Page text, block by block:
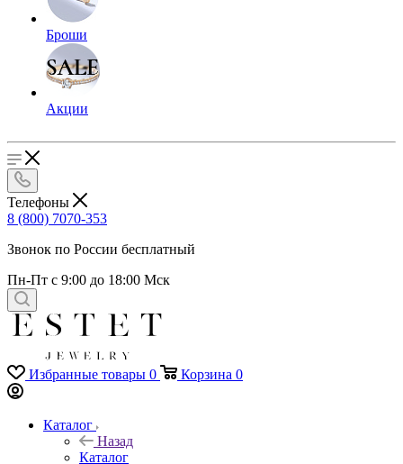
Броши
Акции
Телефоны
8 (800) 7070-353
Звонок по России бесплатный
Пн-Пт с 9:00 до 18:00 Мск
Избранные товары 0 Корзина 0
Каталог
Назад
Каталог